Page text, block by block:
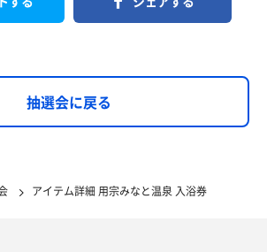
抽選会に戻る
アイテム詳細 用宗みなと温泉 入浴券